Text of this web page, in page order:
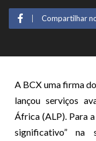
Compartilhar
A BCX uma firma
lançou serviços
África (ALP). Para
significativo” na